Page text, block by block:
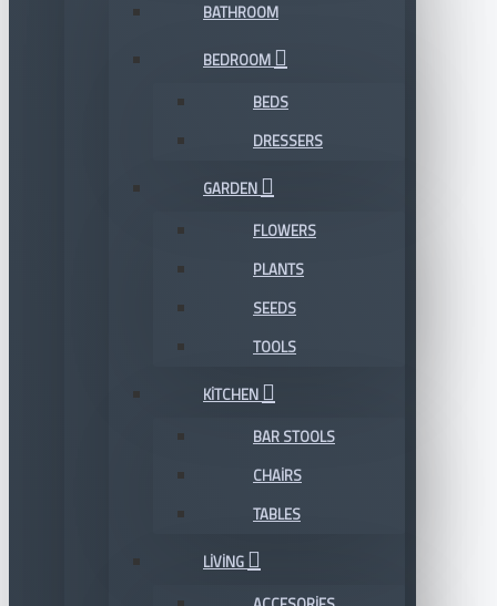
BATHROOM
BEDROOM
BEDS
DRESSERS
GARDEN
FLOWERS
PLANTS
SEEDS
TOOLS
KITCHEN
BAR STOOLS
CHAIRS
TABLES
LIVING